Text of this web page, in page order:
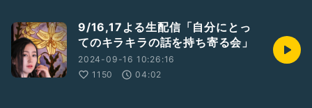
9/16,17よる生配信「自分にとっ
てのキラキラの話を持ち寄る会」
2024-09-16 10:26:16
1150
04:02